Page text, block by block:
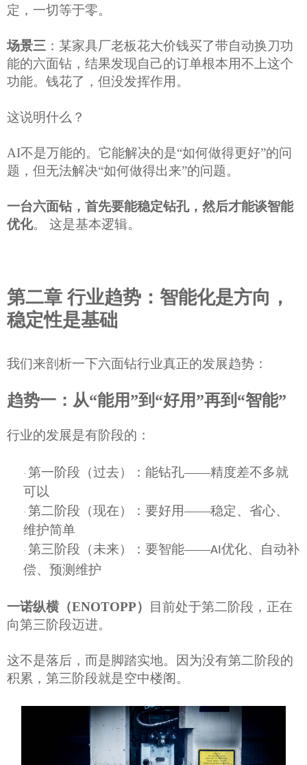
定，一切等于零。
场景三 ：某家具厂老板花大价钱买了带自动换刀功
能的六面钻，结果发现自己的订单根本用不上这个
功能。钱花了，但没发挥作用。
这说明什么？
AI不是万能的。它能解决的是“如何做得更好”的问
题， 但无法解决“如何做得出来”的问题。
一台六面钻，首先要能稳定钻孔，然后才能谈智能
优化。 这是基本逻辑。
第二章 行业趋势：智能化是方向，
稳定性是基础
我们来剖析一下六面钻行业真正的发展趋势：
趋势一：从“能用”到“好用”再到“智能”
行业的发展是有阶段的：
· 第一阶段（过去）：能钻孔——精度差不多就
可以
· 第二阶段（现在）：要好用——稳定、省心、
维护简单
· 第三阶段（未来）：要智能——AI 优化、自动补
偿、预测维护
一诺纵横 （ENOTOPP） 目前处于第二阶段，正在
向第三阶段迈进。
这不是落后，而是脚踏实地。因为没有第二阶段的
积累，第三阶段就是空中楼阁。